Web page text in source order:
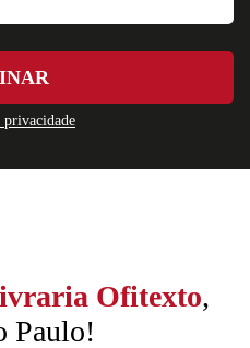
Ofitexto,
Paulo!